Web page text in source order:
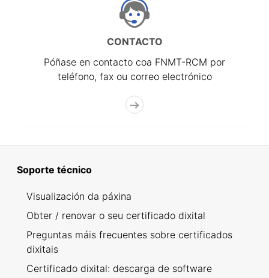
CONTACTO
Póñase en contacto coa FNMT-RCM por
teléfono, fax ou correo electrónico
Soporte técnico
Visualización da páxina
Obter / renovar o seu certificado dixital
Preguntas máis frecuentes sobre certificados
dixitais
Certificado dixital: descarga de software